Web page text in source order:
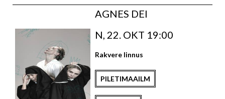
AGNES DEI
N, 22. OKT 19:00
Rakvere linnus
PILETIMAAILM